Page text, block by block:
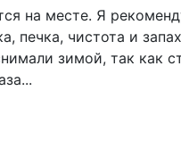
на месте. Я
печка, чистота и
зимой, так как